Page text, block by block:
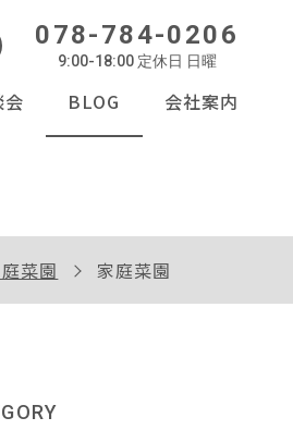
BLOG 会社案内
078-784-0206
9:00-18:00 定休日 日曜
菜園 家庭菜園